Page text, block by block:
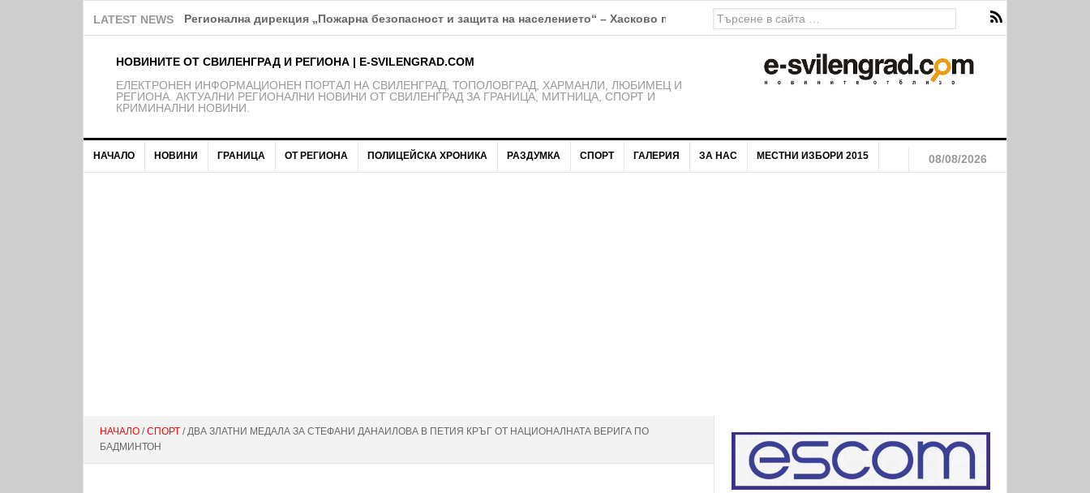
LATEST NEWS Над 150 деца от школата на ФК Свиленград – 1921 получават нови екипи
НОВИНИТЕ ОТ СВИЛЕНГРАД И РЕГИОНА | E-SVILENGRAD.COM
EЛЕКТРОНЕН ИНФОРМАЦИОНЕН ПОРТАЛ НА СВИЛЕНГРАД, ТОПОЛОВГРАД, ХАРМАНЛИ, ЛЮБИМЕЦ И
РЕГИОНА. АКТУАЛНИ РЕГИОНАЛНИ НОВИНИ ОТ СВИЛЕНГРАД ЗА ГРАНИЦА, МИТНИЦА, СПОРТ И
КРИМИНАЛНИ НОВИНИ.
НАЧАЛО НОВИНИ ГРАНИЦА ОТ РЕГИОНА ПОЛИЦЕЙСКА ХРОНИКА РАЗДУМКА СПОРТ ГАЛЕРИЯ ЗА НАС МЕСТНИ ИЗБОРИ 2015 08/08/2026
НАЧАЛО /СПОРТ / ДВА ЗЛАТНИ МЕДАЛА ЗА СТЕФАНИ ДАНАИЛОВА В ПЕТИЯ КРЪГ ОТ НАЦИОНАЛНАТА ВЕРИГА ПО
БАДМИНТОН